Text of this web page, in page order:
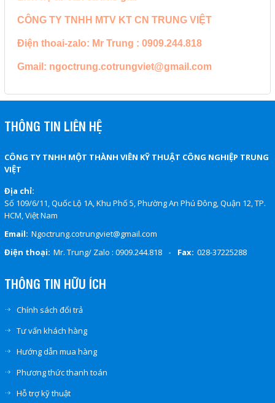
CÔNG TY TNHH MTV KT CN TRUNG VIỆT
Điện thoai-zalo: Mr Trung : 0909.244.818
Gmail: ngoctrung.cotrungviet@gmail.com
THÔNG TIN LIÊN HỆ
CÔNG TY TNHH MỘT THÀNH VIÊN KỸ THUẬT CÔNG NGHIỆP TRUNG
VIỆT
Địa chỉ:
Số 109/6/11, Quốc Lộ 1A, Khu Phố 5, Phường An Phú Đông, Quận 12, TP.
HCM, Việt Nam
Email: Ngoctrung.cotrungviet@gmail.com
Điện thoại: Mr. Trung/ Zalo : 0909.244.818 - Fax: 028-37225288
THÔNG TIN HỮU ÍCH
Chính sách đổi trả
Tư vấn khách hàng
Hướng dẫn mua hàng
Phương thức thanh toán
Hỗ trợ kỹ thuật